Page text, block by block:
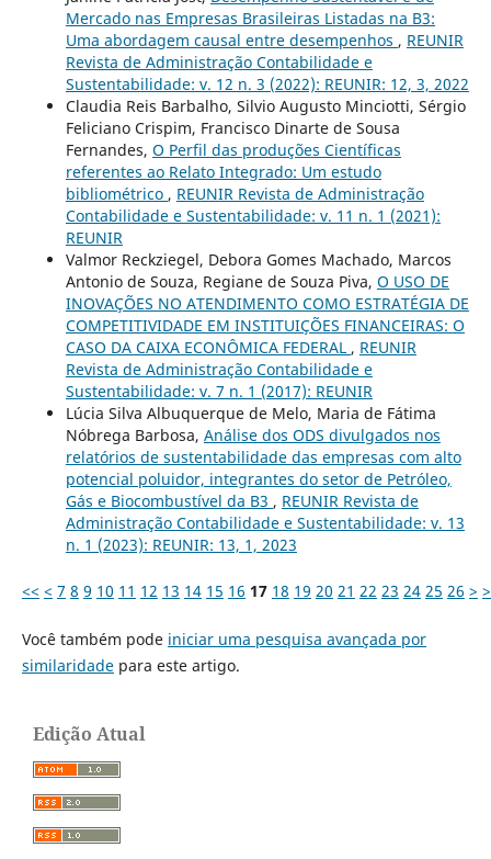
Mercado nas Empresas Brasileiras Listadas na B3:
Uma abordagem causal entre desempenhos , REUNIR
Revista de Administração Contabilidade e
Sustentabilidade: v. 12 n. 3 (2022): REUNIR: 12, 3, 2022
Claudia Reis Barbalho, Silvio Augusto Minciotti, Sérgio
Feliciano Crispim, Francisco Dinarte de Sousa
Fernandes, O Perfil das produções Científicas
referentes ao Relato Integrado: Um estudo
bibliométrico , REUNIR Revista de Administração
Contabilidade e Sustentabilidade: v. 11 n. 1 (2021):
REUNIR
Valmor Reckziegel, Debora Gomes Machado, Marcos
Antonio de Souza, Regiane de Souza Piva, O USO DE
INOVAÇÕES NO ATENDIMENTO COMO ESTRATÉGIA DE
COMPETITIVIDADE EM INSTITUIÇÕES FINANCEIRAS: O
CASO DA CAIXA ECONÔMICA FEDERAL , REUNIR
Revista de Administração Contabilidade e
Sustentabilidade: v. 7 n. 1 (2017): REUNIR
Lúcia Silva Albuquerque de Melo, Maria de Fátima
Nóbrega Barbosa, Análise dos ODS divulgados nos
relatórios de sustentabilidade das empresas com alto
potencial poluidor, integrantes do setor de Petróleo,
Gás e Biocombustível da B3 , REUNIR Revista de
Administração Contabilidade e Sustentabilidade: v. 13
n. 1 (2023): REUNIR: 13, 1, 2023
<< < 7 8 9 10 11 12 13 14 15 16 17 18 19 20 21 22 23 24 25 26 >
Você também pode iniciar uma pesquisa avançada por
similaridadepara este artigo.
Edição Atual